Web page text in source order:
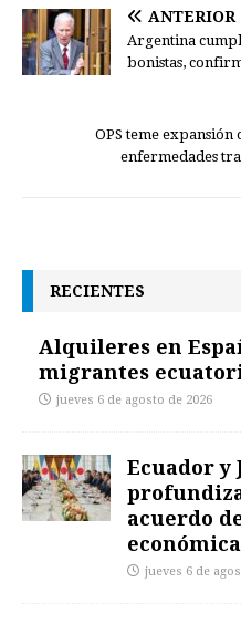
ANTERIOR
Argentina
bonistas,
OPS teme
enfermedades
RECIENTES
Alquileres en
migrantes
jueves 6 de agosto de 2026
Ecuador y
acuerdo
económica
jueves 6 de